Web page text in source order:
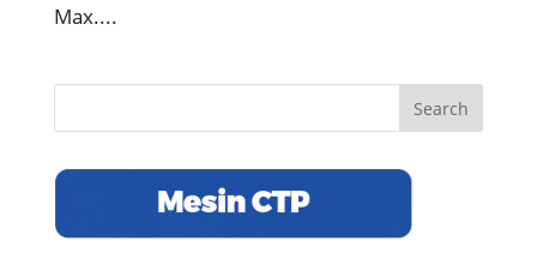
Max....